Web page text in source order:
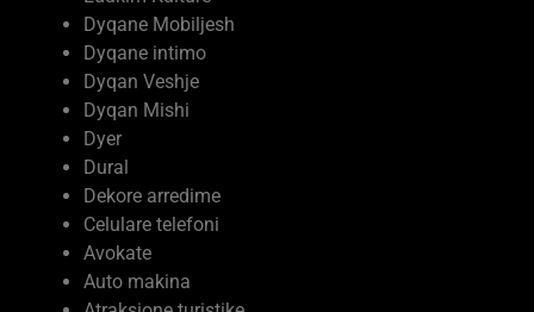
Dyqan Veshje
Dyqan Mishi
Dyer
Dural
Dekore arredime
Celulare telefoni
Avokate
Auto makina
Atraksione turistike
Arkitekt interier
Argëtimi